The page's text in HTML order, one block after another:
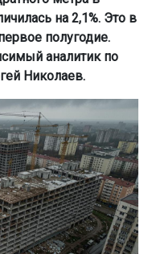
на 2,1%. Это в
полугодие.
аналитик по
Николаев.